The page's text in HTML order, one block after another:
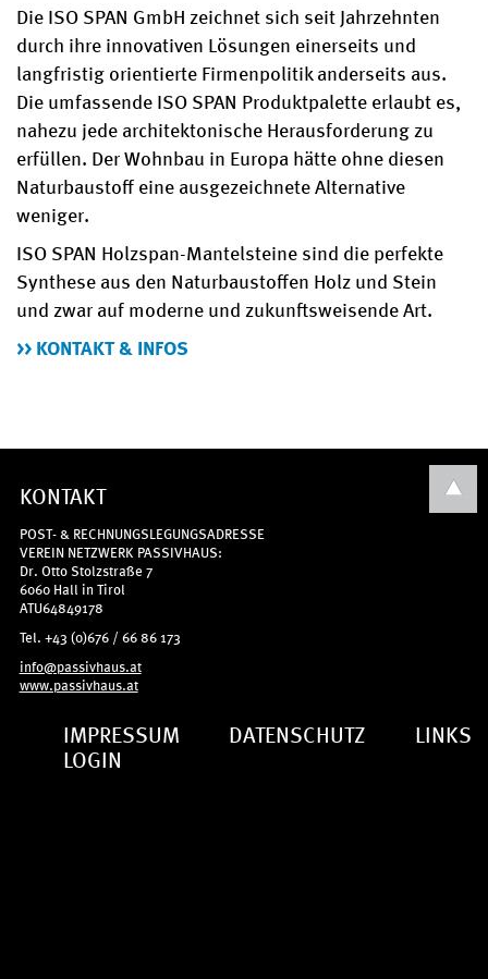
Die ISO SPAN GmbH zeichnet sich seit Jahrzehnten
durch ihre innovativen Lösungen einerseits und
langfristig orientierte Firmenpolitik anderseits aus.
Die umfassende ISO SPAN Produktpalette erlaubt es,
nahezu jede architektonische Herausforderung zu
erfüllen. Der Wohnbau in Europa hätte ohne diesen
Naturbaustoff eine ausgezeichnete Alternative
weniger.
ISO SPAN Holzspan-Mantelsteine sind die perfekte
Synthese aus den Naturbaustoffen Holz und Stein
und zwar auf moderne und zukunftsweisende Art.
>> KONTAKT & INFOS
KONTAKT
POST- & RECHNUNGSLEGUNGSADRESSE
VEREIN NETZWERK PASSIVHAUS:
Dr. Otto Stolzstraße 7
6060 Hall in Tirol
ATU64849178
Tel. +43 (0)676 / 66 86 173
info@passivhaus.at
www.passivhaus.at
IMPRESSUM DATENSCHUTZ LINKS
LOGIN